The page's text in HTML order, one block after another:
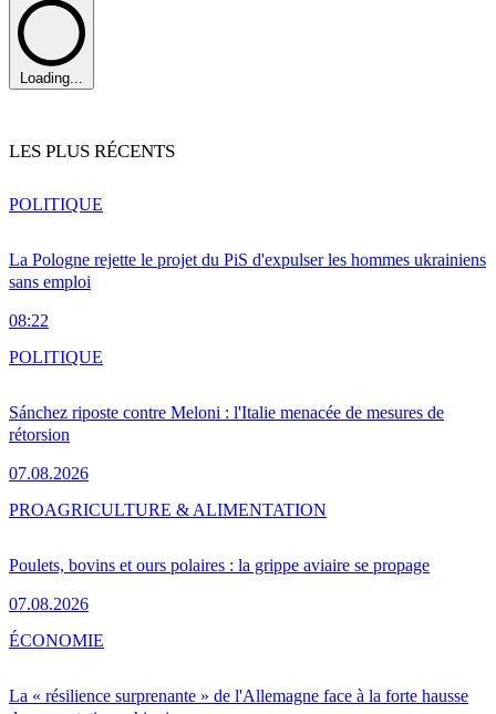
Loading...
LES PLUS RÉCENTS
La Pologne rejette le projet du PiS d'expulser les hommes ukrainiens
sans emploi
08:22
POLITIQUE
Sánchez riposte contre Meloni : l'Italie menacée de mesures de
rétorsion
07.08.2026
POLITIQUE
Poulets, bovins et ours polaires : la grippe aviaire se propage
07.08.2026
PROAGRICULTURE & ALIMENTATION
La « résilience surprenante » de l'Allemagne face à la forte hausse
ÉCONOMIE